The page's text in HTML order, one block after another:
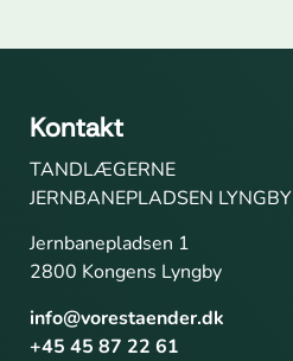
Kontakt
TANDLÆGERNE
JERNBANEPLADSEN LYNGBY
Jernbanepladsen 1
2800 Kongens Lyngby
info@vorestaender.dk
+45 45 87 22 61